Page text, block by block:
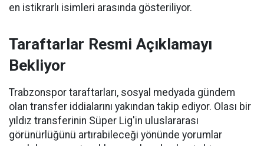
en istikrarlı isimleri arasında gösteriliyor.
Taraftarlar Resmi Açıklamayı
Bekliyor
Trabzonspor taraftarları, sosyal medyada gündem
olan transfer iddialarını yakından takip ediyor. Olası bir
yıldız transferinin Süper Lig'in uluslararası
görünürlüğünü artırabileceği yönünde yorumlar